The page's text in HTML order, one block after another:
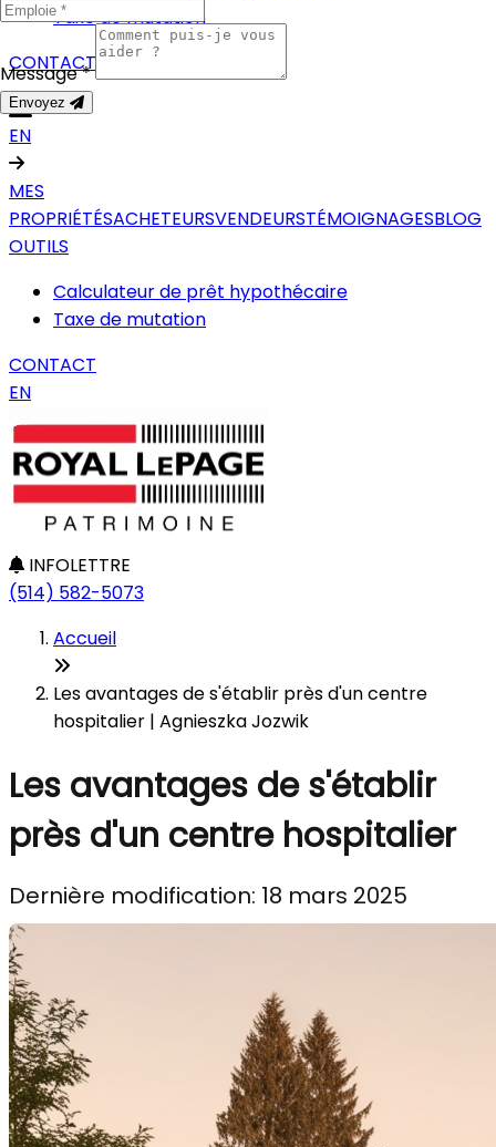
Taxe de mutation
CONTACT
EN
MES
PROPRIÉTÉSACHETEURSVENDEURSTÉMOIGNAGESBLOG
OUTILS
Calculateur de prêt hypothécaire
Taxe de mutation
CONTACT
EN
INFOLETTRE
(514) 582-5073
Accueil
Les avantages de s'établir près d'un centre
hospitalier | Agnieszka Jozwik
Les avantages de s'établir
près d'un centre hospitalier
Dernière modification: 18 mars 2025
Message *
Envoyez